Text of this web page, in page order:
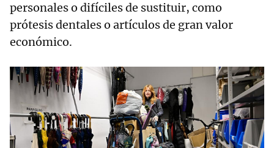
personales o difíciles de sustituir, como
prótesis dentales o artículos de gran valor
económico.